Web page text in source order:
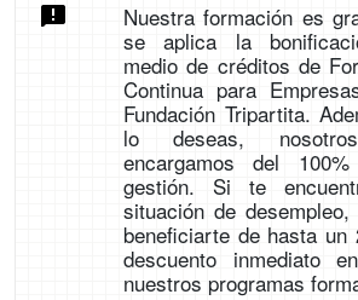
Nuestra formación es
se aplica la
medio de créditos de
Continua para
Fundación Tripartita.
lo deseas,
encargamos del
gestión. Si te
situación de desempleo,
beneficiarte de hasta un
descuento inmediato
nuestros programas